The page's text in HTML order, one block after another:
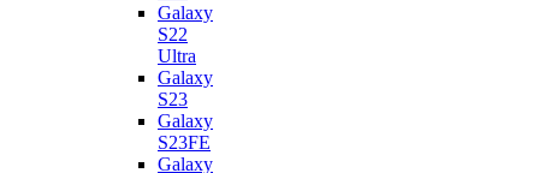
Galaxy
S22
Ultra
Galaxy
S23
Galaxy
S23FE
Galaxy